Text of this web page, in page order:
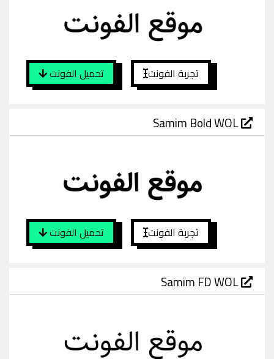
تحميل الفونت تجربة الفونت
Samim Bold WOL
تحميل الفونت تجربة الفونت
Samim FD WOL